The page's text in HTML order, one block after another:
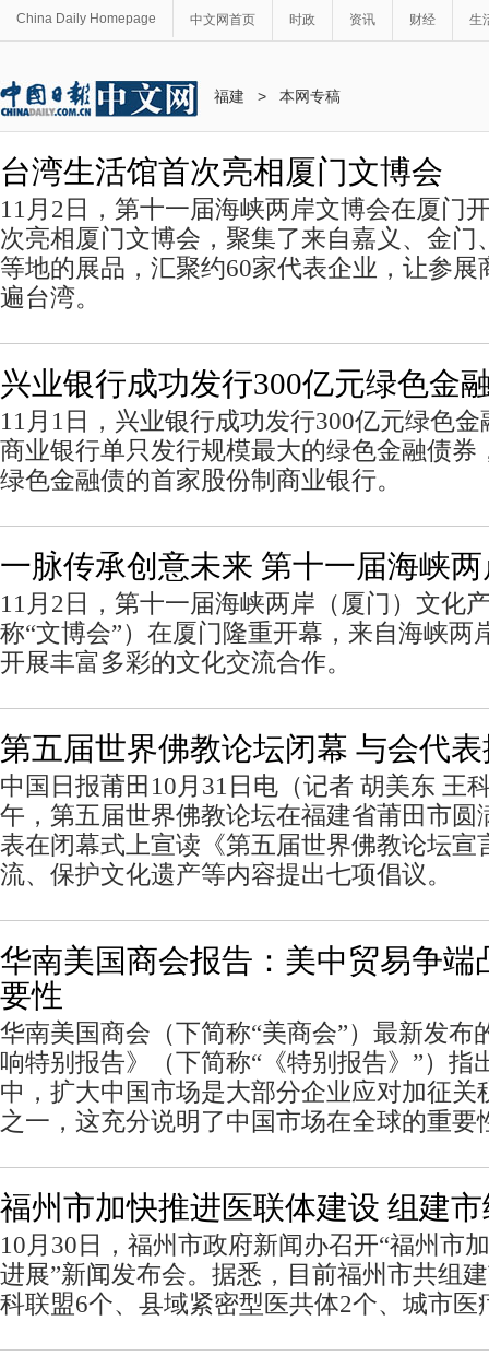
China Daily Homepage 中文网首页 时政 资讯 财经 生
福建 > 本网专稿
台湾生活馆首次亮相厦门文博会
11月2日，第十一届海峡两岸文博会在厦门
次亮相厦门文博会，聚集了来自嘉义、金门
等地的展品，汇聚约60家代表企业，让参展
遍台湾。
兴业银行成功发行300亿元绿色金
11月1日，兴业银行成功发行300亿元绿色
商业银行单只发行规模最大的绿色金融债券
绿色金融债的首家股份制商业银行。
一脉传承创意未来 第十一届海峡
11月2日，第十一届海峡两岸（厦门）文化
称“文博会”）在厦门隆重开幕，来自海峡两
开展丰富多彩的文化交流合作。
第五届世界佛教论坛闭幕 与会代
中国日报莆田10月31日电（记者 胡美东 王
午，第五届世界佛教论坛在福建省莆田市圆
表在闭幕式上宣读《第五届世界佛教论坛宣
流、保护文化遗产等内容提出七项倡议。
华南美国商会报告：美中贸易争端
要性
华南美国商会（下简称“美商会”）最新发布
响特别报告》（下简称“《特别报告》”）指
中，扩大中国市场是大部分企业应对加征关
之一，这充分说明了中国市场在全球的重要
福州市加快推进医联体建设 组建
10月30日，福州市政府新闻办召开“福州市
进展”新闻发布会。据悉，目前福州市共组
科联盟6个、县域紧密型医共体2个、城市医